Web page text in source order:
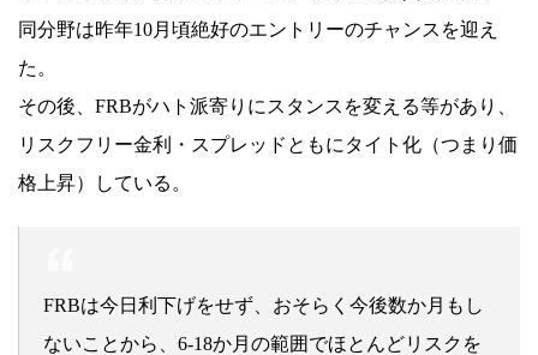
同分野は昨年10月頃絶好のエントリーのチャンスを迎え
た。
その後、FRBがハト派寄りにスタンスを変える等があり、
リスクフリー金利・スプレッドともにタイト化（つまり価
格上昇）している。
FRBは今日利下げをせず、おそらく今後数か月もし
ないことから、6-18か月の範囲でほとんどリスクを